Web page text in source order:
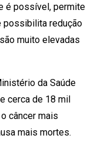
é possível, permite
possibilita redução
muito elevadas
da Saúde
cerca de 18 mil
câncer mais
mais mortes.